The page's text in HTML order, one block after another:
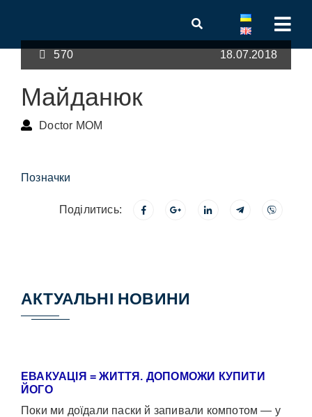
570 18.07.2018
Майданюк
Doctor MOM
Позначки
Поділитись:
АКТУАЛЬНІ НОВИНИ
ЕВАКУАЦІЯ = ЖИТТЯ. ДОПОМОЖИ КУПИТИ
ЙОГО
Поки ми доїдали паски й запивали компотом — у